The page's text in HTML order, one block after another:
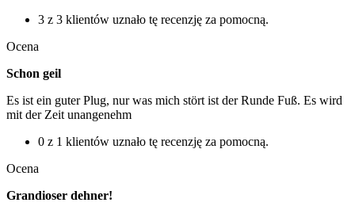
3 z 3 klientów uznało tę recenzję za pomocną.
Ocena
Schon geil
Es ist ein guter Plug, nur was mich stört ist der Runde Fuß. Es wird
mit der Zeit unangenehm
0 z 1 klientów uznało tę recenzję za pomocną.
Ocena
Grandioser dehner!